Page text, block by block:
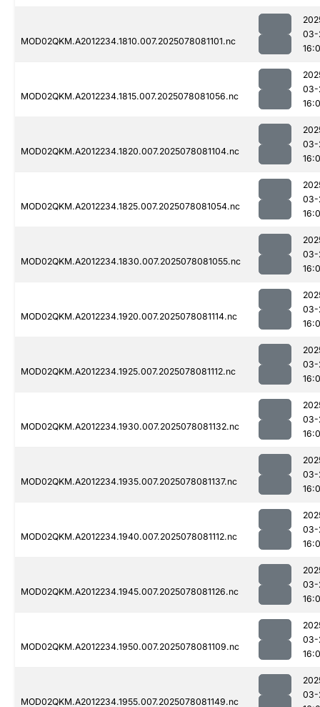
MOD02QKM.A2012234.1810.007.2025078081101.nc
03-
MOD02QKM.A2012234.1815.007.2025078081056.nc
03-
MOD02QKM.A2012234.1820.007.2025078081104.nc
03-
MOD02QKM.A2012234.1825.007.2025078081054.nc
03-
MOD02QKM.A2012234.1830.007.2025078081055.nc
03-
MOD02QKM.A2012234.1920.007.2025078081114.nc
03-
MOD02QKM.A2012234.1925.007.2025078081112.nc
03-
MOD02QKM.A2012234.1930.007.2025078081132.nc
03-
MOD02QKM.A2012234.1935.007.2025078081137.nc
03-
MOD02QKM.A2012234.1940.007.2025078081112.nc
03-
MOD02QKM.A2012234.1945.007.2025078081126.nc
03-
MOD02QKM.A2012234.1950.007.2025078081109.nc
03-
MOD02QKM.A2012234.1955.007.2025078081149.nc
03-